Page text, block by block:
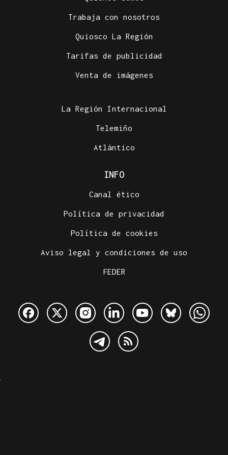
Trabaja con nosotros
Quiosco La Región
Tarifas de publicidad
Venta de imágenes
La Región Internacional
Telemiño
Atlántico
INFO
Canal ético
Política de privacidad
Política de cookies
Aviso legal y condiciones de uso
FEDER